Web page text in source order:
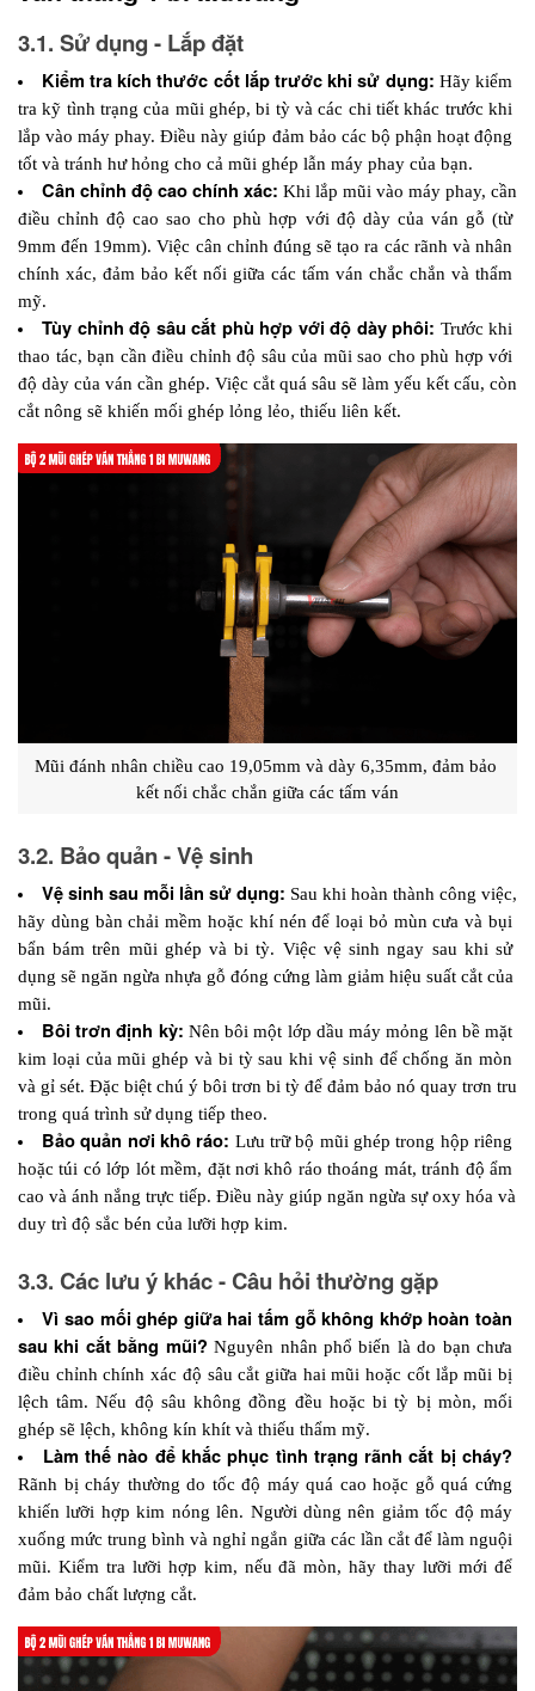
3.1. Sử dụng - Lắp đặt
Kiểm tra kích thước cốt lắp trước khi sử dụng: Hãy kiểm
tra kỹ tình trạng của mũi ghép, bi tỳ và các chi tiết khác trước khi
lắp vào máy phay. Điều này giúp đảm bảo các bộ phận hoạt động
tốt và tránh hư hỏng cho cả mũi ghép lẫn máy phay của bạn.
Cân chỉnh độ cao chính xác: Khi lắp mũi vào máy phay, cần
điều chỉnh độ cao sao cho phù hợp với độ dày của ván gỗ (từ
9mm đến 19mm). Việc cân chỉnh đúng sẽ tạo ra các rãnh và nhân
chính xác, đảm bảo kết nối giữa các tấm ván chắc chắn và thẩm
mỹ.
Tùy chỉnh độ sâu cắt phù hợp với độ dày phôi: Trước khi
thao tác, bạn cần điều chỉnh độ sâu của mũi sao cho phù hợp với
độ dày của ván cần ghép. Việc cắt quá sâu sẽ làm yếu kết cấu, còn
cắt nông sẽ khiến mối ghép lỏng lẻo, thiếu liên kết.
Mũi đánh nhân chiều cao 19,05mm và dày 6,35mm, đảm bảo
kết nối chắc chắn giữa các tấm ván
3.2. Bảo quản - Vệ sinh
Vệ sinh sau mỗi lần sử dụng: Sau khi hoàn thành công việc,
hãy dùng bàn chải mềm hoặc khí nén để loại bỏ mùn cưa và bụi
bẩn bám trên mũi ghép và bi tỳ. Việc vệ sinh ngay sau khi sử
dụng sẽ ngăn ngừa nhựa gỗ đóng cứng làm giảm hiệu suất cắt của
mũi.
Bôi trơn định kỳ: Nên bôi một lớp dầu máy mỏng lên bề mặt
kim loại của mũi ghép và bi tỳ sau khi vệ sinh để chống ăn mòn
và gỉ sét. Đặc biệt chú ý bôi trơn bi tỳ để đảm bảo nó quay trơn tru
trong quá trình sử dụng tiếp theo.
Bảo quản nơi khô ráo: Lưu trữ bộ mũi ghép trong hộp riêng
hoặc túi có lớp lót mềm, đặt nơi khô ráo thoáng mát, tránh độ ẩm
cao và ánh nắng trực tiếp. Điều này giúp ngăn ngừa sự oxy hóa và
duy trì độ sắc bén của lưỡi hợp kim.
3.3. Các lưu ý khác - Câu hỏi thường gặp
Vì sao mối ghép giữa hai tấm gỗ không khớp hoàn toàn
sau khi cắt bằng mũi? Nguyên nhân phổ biến là do bạn chưa
điều chỉnh chính xác độ sâu cắt giữa hai mũi hoặc cốt lắp mũi bị
lệch tâm. Nếu độ sâu không đồng đều hoặc bi tỳ bị mòn, mối
ghép sẽ lệch, không kín khít và thiếu thẩm mỹ.
Làm thế nào để khắc phục tình trạng rãnh cắt bị cháy?
Rãnh bị cháy thường do tốc độ máy quá cao hoặc gỗ quá cứng
khiến lưỡi hợp kim nóng lên. Người dùng nên giảm tốc độ máy
xuống mức trung bình và nghỉ ngắn giữa các lần cắt để làm nguội
mũi. Kiểm tra lưỡi hợp kim, nếu đã mòn, hãy thay lưỡi mới để
đảm bảo chất lượng cắt.